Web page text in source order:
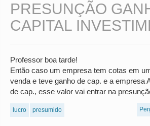
PRESUNÇÃO
CAPITAL
Professor boa tarde!
Então caso um empresa tem cotas em
venda e teve ganho de cap. e a empresa
de cap., esse valor vai entrar na
lucro presumido